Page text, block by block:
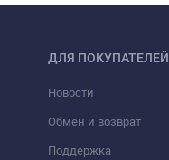
ДЛЯ ПОКУПАТЕЛЕЙ
Новости
Обмен и возврат
Поддержка